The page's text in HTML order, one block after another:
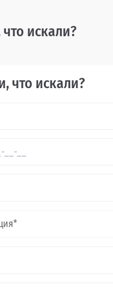
искали?
что искали?